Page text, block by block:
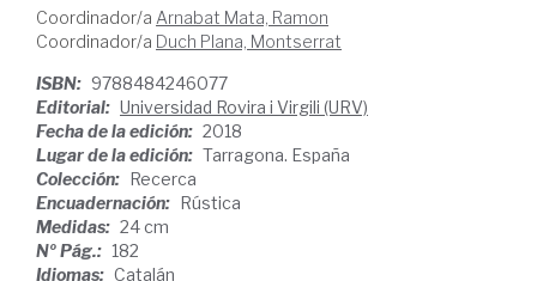
Coordinador/a Arnabat Mata, Ramon
Coordinador/a Duch Plana, Montserrat
ISBN: 9788484246077
Editorial: Universidad Rovira i Virgili (URV)
Fecha de la edición: 2018
Lugar de la edición: Tarragona. España
Colección: Recerca
Encuadernación: Rústica
Medidas: 24 cm
Nº Pág.: 182
Idiomas: Catalán